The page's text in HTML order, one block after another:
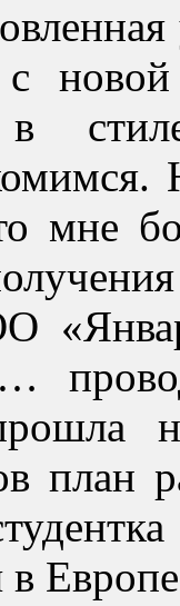
новой
мне
…
план
в